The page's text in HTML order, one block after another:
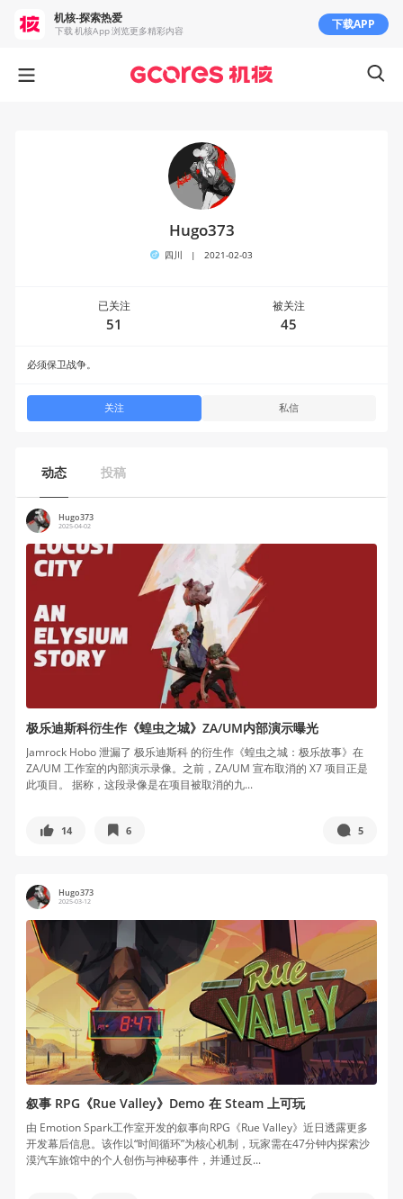
动态 投稿
Hugo373
2025-04-02
极乐迪斯科衍生作《蝗虫之城》ZA/UM内部演示曝光
Jamrock Hobo 泄漏了 极乐迪斯科 的衍生作《蝗虫之城：极乐故事》在
ZA/UM 工作室的内部演示录像。之前，ZA/UM 宣布取消的 X7 项目正是
此项目。 据称，这段录像是在项目被取消的九...
14 6 5
Hugo373
2025-03-12
叙事 RPG《Rue Valley》Demo 在 Steam 上可玩
由 Emotion Spark工作室开发的叙事向RPG《Rue Valley》近日透露更多
开发幕后信息。该作以“时间循环”为核心机制，玩家需在47分钟内探索沙
漠汽车旅馆中的个人创伤与神秘事件，并通过反...
Hugo373
四川 | 2021-02-03
已关注
51
被关注
45
必须保卫战争。
关注 私信
机核-探索热爱
下载 机核App 浏览更多精彩内容 下载APP